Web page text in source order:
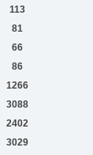
113
81
66
86
1266
3088
2402
3029